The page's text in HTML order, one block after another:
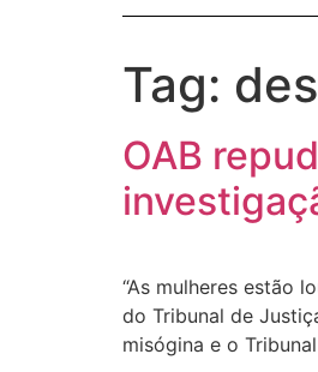
Tag:
OAB
“As mulheres estão
do Tribunal de
misógina e o